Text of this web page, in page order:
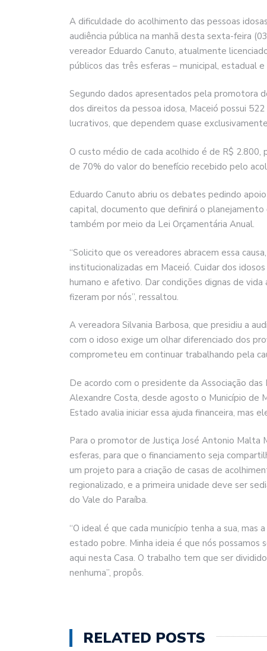
A dificuldade do acolhimento das pessoas
audiência pública na manhã desta sexta-feira
vereador Eduardo Canuto, atualmente
públicos das três esferas – municipal, estadual
Segundo dados apresentados pela promotora
dos direitos da pessoa idosa, Maceió possui
lucrativos, que dependem quase
O custo médio de cada acolhido é de R$
de 70% do valor do benefício recebido pelo
Eduardo Canuto abriu os debates pedindo
capital, documento que definirá o
também por meio da Lei Orçamentária Anual.
“Solicito que os vereadores abracem essa
institucionalizadas em Maceió. Cuidar dos
humano e afetivo. Dar condições dignas de
fizeram por nós”, ressaltou.
A vereadora Silvania Barbosa, que presidiu a
com o idoso exige um olhar diferenciado dos
comprometeu em continuar trabalhando pela
De acordo com o presidente da Associação
Alexandre Costa, desde agosto o Município de
Estado avalia iniciar essa ajuda financeira, mas
Para o promotor de Justiça José Antonio Malta
esferas, para que o financiamento seja
um projeto para a criação de casas de
regionalizado, e a primeira unidade deve ser
do Vale do Paraíba.
“O ideal é que cada município tenha a sua,
estado pobre. Minha ideia é que nós possamos
aqui nesta Casa. O trabalho tem que ser
nenhuma”, propôs.
RELATED POSTS